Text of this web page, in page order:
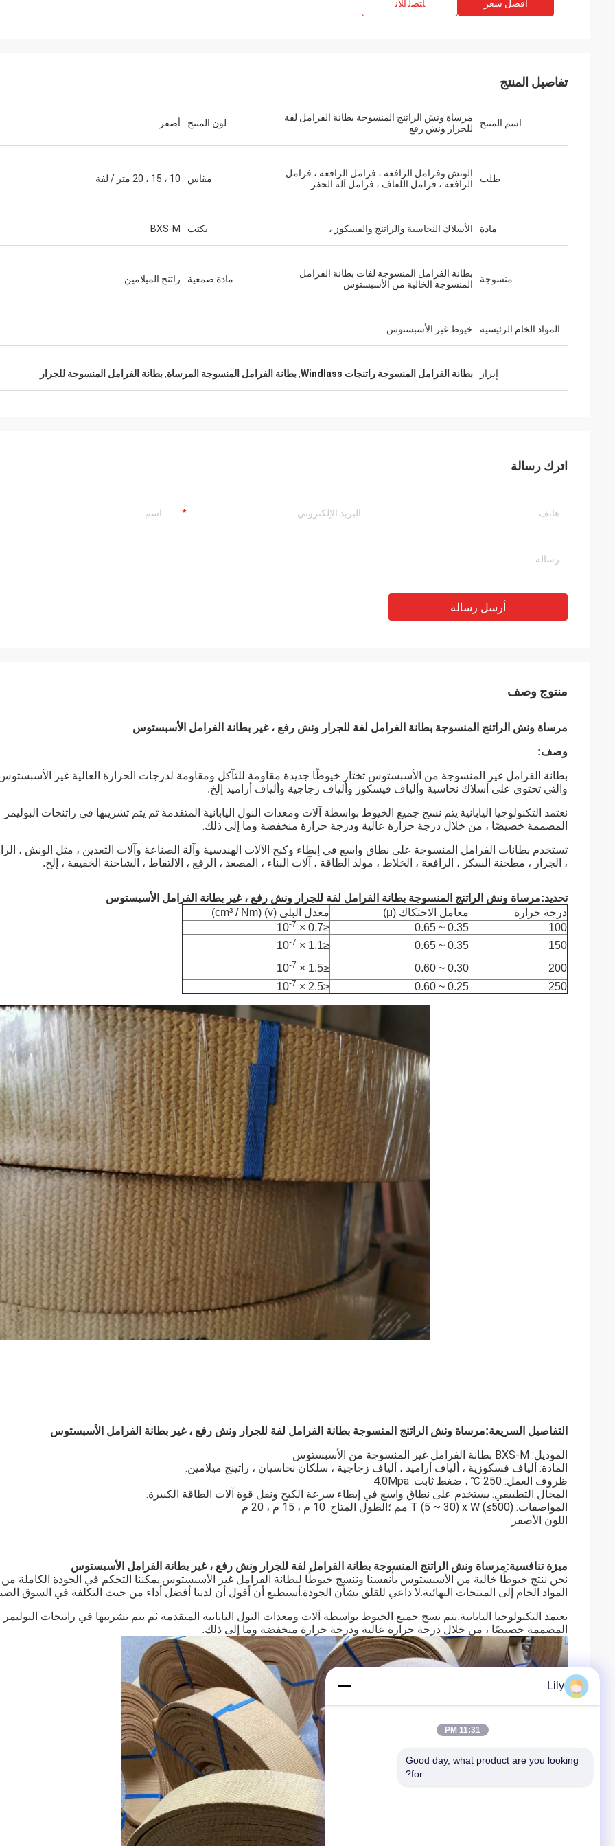
افضل سعر ﺎﺘﺼﻟ ﺍﻶﻧ
تفاصيل المنتج
اسم المنتج
مرساة ونش الراتنج المنسوجة بطانة الفرامل لفة
للجرار ونش رفع
لون المنتج أصفر
طلب
الونش وفرامل الرافعة ، فرامل الرافعة ، فرامل
الرافعة ، فرامل اللفاف ، فرامل آلة الحفر
مقاس 10 ، 15 ، 20 متر / لفة
مادة الأسلاك النحاسية والراتنج والفسكوز ، يكتب BXS-M
منسوجة
بطانة الفرامل المنسوجة لفات بطانة الفرامل
المنسوجة الخالية من الأسبستوس
مادة صمغية راتنج الميلامين
المواد الخام الرئيسية خيوط غير الأسبستوس
إبراز بطانة الفرامل المنسوجة راتنجات Windlass ,بطانة الفرامل المنسوجة المرساة,بطانة الفرامل المنسوجة للجرار
اترك رسالة
أرسل رسالة
منتوج وصف
مرساة ونش الراتنج المنسوجة بطانة الفرامل لفة للجرار ونش رفع ، غير بطانة الفرامل الأسبستوس
وصف:
بطانة الفرامل غير المنسوجة من الأسبستوس تختار خيوطًا جديدة مقاومة للتآكل ومقاومة لدرجات الحرارة العالية غير
والتي تحتوي على أسلاك نحاسية وألياف فيسكوز وألياف زجاجية وألياف أراميد إلخ.
نعتمد التكنولوجيا اليابانية.يتم نسج جميع الخيوط بواسطة آلات ومعدات النول اليابانية المتقدمة ثم يتم تشريبها في راتنجات البوليمر
المصممة خصيصًا ، من خلال درجة حرارة عالية ودرجة حرارة منخفضة وما إلى ذلك.
تستخدم بطانات الفرامل المنسوجة على نطاق واسع في إبطاء وكبح الآلات الهندسية وآلة الصناعة وآلات التعدين ، مثل الونش ،
، الجرار ، مطحنة السكر ، الرافعة ، الخلاط ، مولد الطاقة ، آلات البناء ، المصعد ، الرفع ، الالتقاط ، الشاحنة الخفيفة ، إلخ.
تحديد:مرساة ونش الراتنج المنسوجة بطانة الفرامل لفة للجرار ونش رفع ، غير بطانة الفرامل الأسبستوس
درجة حرارة
معامل الاحتكاك (μ)
معدل البلى (v) (cm³ / Nm)
100
0.35 ~ 0.65
≤0.7 × 10
-7
150
0.35 ~ 0.65
≤1.1 × 10
-7
200
0.30 ~ 0.60
≤1.5 × 10
-7
250
0.25 ~ 0.60
≤2.5 × 10
-7
التفاصيل السريعة:مرساة ونش الراتنج المنسوجة بطانة الفرامل لفة للجرار ونش رفع ، غير بطانة الفرامل الأسبستوس
الموديل: BXS-M بطانة الفرامل غير المنسوجة من الأسبستوس
المادة: ألياف فسكوزية ، ألياف أراميد ، ألياف زجاجية ، سلكان نحاسيان ، راتينج ميلامين.
ظروف العمل: 250 ℃ ، ضغط ثابت: 4.0Mpa
المجال التطبيقي: يستخدم على نطاق واسع في إبطاء سرعة الكبح ونقل قوة آلات الطاقة الكبيرة.
المواصفات: T (5 ~ 30) x W (≤500) مم ؛الطول المتاح: 10 م ، 15 م ، 20 م
اللون الأصفر
ميزة تنافسية:مرساة ونش الراتنج المنسوجة بطانة الفرامل لفة للجرار ونش رفع ، غير بطانة الفرامل الأسبستوس
نحن ننتج خيوطًا خالية من الأسبستوس بأنفسنا وننسج خيوطًا لبطانة الفرامل غير الأسبستوس.يمكننا التحكم في الجودة الكاملة من
المواد الخام إلى المنتجات النهائية.لا داعي للقلق بشأن الجودة.أستطيع أن أقول أن لدينا أفضل أداء من حيث التكلفة في السوق
نعتمد التكنولوجيا اليابانية.يتم نسج جميع الخيوط بواسطة آلات ومعدات النول اليابانية المتقدمة ثم يتم تشريبها في راتنجات البوليمر
المصممة خصيصًا ، من خلال درجة حرارة عالية ودرجة حرارة منخفضة وما إلى ذلك.
Lily
11:31 PM
Good day, what product are you looking
for?